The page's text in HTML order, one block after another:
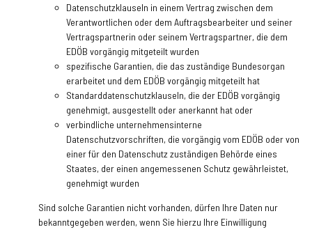
Datenschutzklauseln in einem Vertrag zwischen dem
Verantwortlichen oder dem Auftragsbearbeiter und seiner
Vertragspartnerin oder seinem Vertragspartner, die dem
EDÖB vorgängig mitgeteilt wurden
spezifische Garantien, die das zuständige Bundesorgan
erarbeitet und dem EDÖB vorgängig mitgeteilt hat
Standarddatenschutzklauseln, die der EDÖB vorgängig
genehmigt, ausgestellt oder anerkannt hat oder
verbindliche unternehmensinterne
Datenschutzvorschriften, die vorgängig vom EDÖB oder von
einer für den Datenschutz zuständigen Behörde eines
Staates, der einen angemessenen Schutz gewährleistet,
genehmigt wurden
Sind solche Garantien nicht vorhanden, dürfen Ihre Daten nur
bekanntgegeben werden, wenn Sie hierzu Ihre Einwilligung